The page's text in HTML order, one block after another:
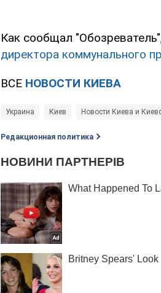
Как сообщал
директора коммунального
ВСЕ НОВОСТИ КИЕВА
Украина Киев Новости Киева и
Редакционная политика